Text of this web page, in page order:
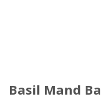
Basil Mand